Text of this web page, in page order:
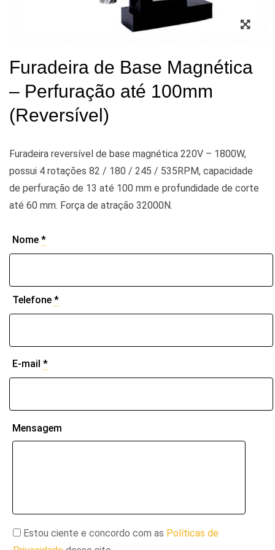
Furadeira de Base Magnética
– Perfuração até 100mm
(Reversível)
Furadeira reversível de base magnética 220V – 1800W,
possui 4 rotações 82 / 180 / 245 / 535RPM, capacidade
de perfuração de 13 até 100 mm e profundidade de corte
até 60 mm. Força de atração 32000N.
Nome *
Telefone *
E-mail *
Mensagem
Estou ciente e concordo com as Políticas de